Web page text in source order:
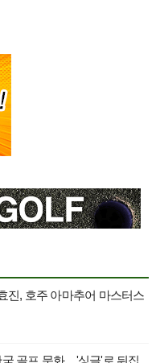
진, 호주 아마추어 마스터스